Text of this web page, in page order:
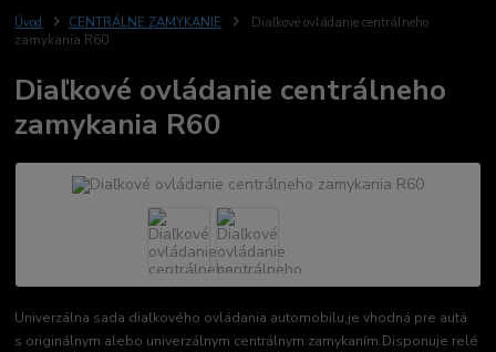
Úvod CENTRÁLNE ZAMYKANIE
Diaľkové ovládanie centrálneho
zamykania R60
Diaľkové ovládanie centrálneho
zamykania R60
Univerzálna sada diaľkového ovládania automobilu,je vhodná pre autá
s originálnym alebo univerzálnym centrálnym zamykaním.Disponuje relé